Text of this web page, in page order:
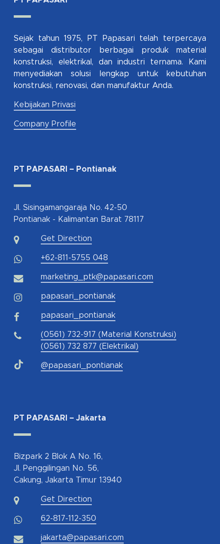
Sejak tahun 1975, PT Papasari telah terpercaya
sebagai distributor berbagai produk material
konstruksi, elektrikal, dan industri ternama. Kami
menyediakan solusi lengkap untuk kebutuhan
konstruksi, renovasi, dan manufaktur Anda.
Kebijakan Privasi
Company Profile
PT PAPASARI – Pontianak
Jl. Sisingamangaraja No. 42-50
Pontianak - Kalimantan Barat 78117
Get Direction
+62-811-5755 048
marketing_ptk@papasari.com
papasari_pontianak
papasari_pontianak
(0561) 732-917 (Material Konstruksi)
(0561) 732 877 (Elektrikal)
@papasari_pontianak
PT PAPASARI – Jakarta
Bizpark 2 Blok A No. 16,
Jl. Penggilingan No. 56,
Cakung, Jakarta Timur 13940
Get Direction
62-817-112-350
jakarta@papasari.com